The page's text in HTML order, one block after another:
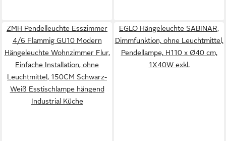
ZMH Pendelleuchte Esszimmer
4/6 Flammig GU10 Modern
Hängeleuchte Wohnzimmer Flur,
Einfache Installation, ohne
Leuchtmittel, 150CM Schwarz-
Weiß Esstischlampe hängend
Industrial Küche
EGLO Hängeleuchte SABINAR,
Dimmfunktion, ohne Leuchtmittel,
Pendellampe, H110 x Ø40 cm,
1X40W exkl.